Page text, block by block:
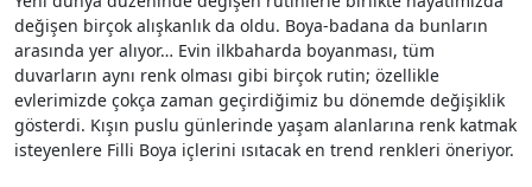
değişen birçok alışkanlık da oldu. Boya-badana da bunların
arasında yer alıyor… Evin ilkbaharda boyanması, tüm
duvarların aynı renk olması gibi birçok rutin; özellikle
evlerimizde çokça zaman geçirdiğimiz bu dönemde değişiklik
gösterdi. Kışın puslu günlerinde yaşam alanlarına renk katmak
isteyenlere Filli Boya içlerini ısıtacak en trend renkleri öneriyor.